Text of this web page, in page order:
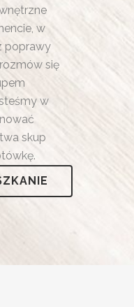
w
poprawy
się
w
skup